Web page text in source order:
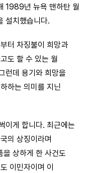
1989년 뉴욕 맨하탄 월
설치했습니다.
터 차징불이 희망과
도 할 수 있는 월
런데 용기와 희망을
하는 의미를 지닌
이게 합니다. 최근에는
의 상징이라며
을 상하게 한 사건도
이민자이며 이